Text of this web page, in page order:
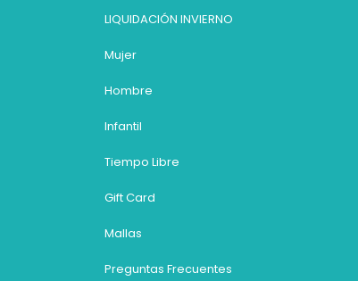
LIQUIDACIÓN INVIERNO
Mujer
Hombre
Infantil
Tiempo Libre
Gift Card
Mallas
Preguntas Frecuentes